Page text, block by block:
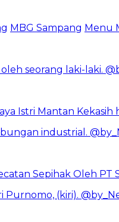
MBG Sampang Menu
Istri Mantan Kekasih
Sepihak Oleh PT